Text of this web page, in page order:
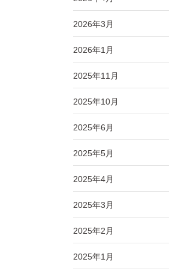
2026年3月
2026年1月
2025年11月
2025年10月
2025年6月
2025年5月
2025年4月
2025年3月
2025年2月
2025年1月